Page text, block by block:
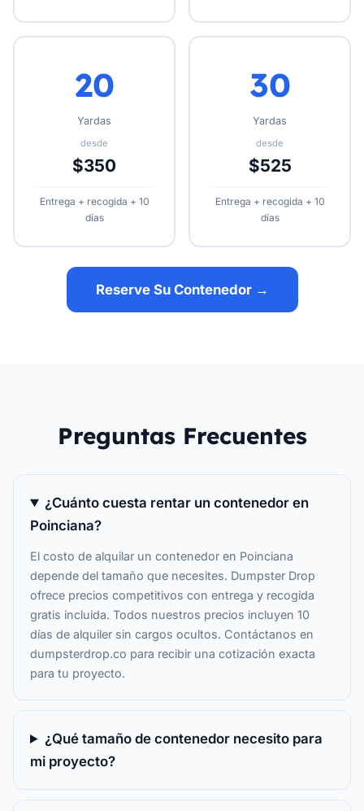
20
Yardas
desde
$350
Entrega + recogida + 10
días
30
Yardas
desde
$525
Entrega + recogida + 10
días
Reserve Su Contenedor →
Preguntas Frecuentes
¿Cuánto cuesta rentar un contenedor en
Poinciana?
El costo de alquilar un contenedor en Poinciana
depende del tamaño que necesites. Dumpster Drop
ofrece precios competitivos con entrega y recogida
gratis incluida. Todos nuestros precios incluyen 10
días de alquiler sin cargos ocultos. Contáctanos en
dumpsterdrop.co para recibir una cotización exacta
para tu proyecto.
¿Qué tamaño de contenedor necesito para
mi proyecto?